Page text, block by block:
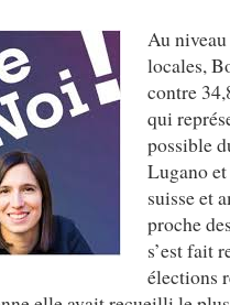
Au
locales,
contre
qui
possible
Lugano
suisse et
proche
s’est fait
élections